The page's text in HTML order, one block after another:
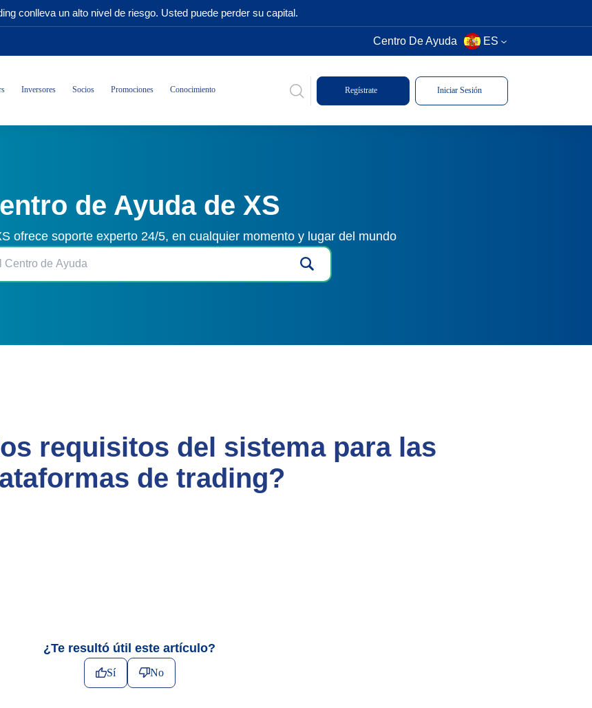
conlleva un alto nivel de riesgo. Usted puede perder su capital.
Centro De Ayuda ES
Inversores Socios Promociones Conocimiento Regístrate Iniciar Sesión
de Ayuda de XS
ofrece soporte experto 24/5, en cualquier momento y lugar del mundo
requisitos del sistema para las
de trading?
¿Te resultó útil este artículo?
Sí No